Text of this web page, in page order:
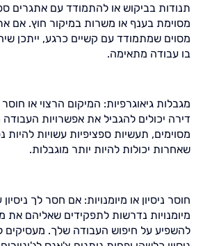
תנודות בביקוש או להתמודד עם אתגרים
מסוימת בענף או משרות במיקור חוץ.
מסוים שמתמודד עם קשיים כרגע, ייתכן
בו עבודה מתאימה.
מגבלות גיאוגרפיות: המיקום הרצוי או
דירה יכולים להגביל את אפשרויות העבודה
מסוימים, תעשיות ספציפיות עשויות להיות
שאחרות יכולות להיות יותר מוגבלות.
חוסר ניסיון או מיומנויות: אם חסר לך
מיומנויות נדרשות לתפקידים שאליהם את
להשפיע על חיפוש העבודה שלך. מעסיקים